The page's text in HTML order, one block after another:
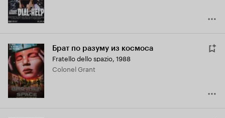
Брат по разуму из космоса
Fratello dello spazio, 1988
Colonel Grant